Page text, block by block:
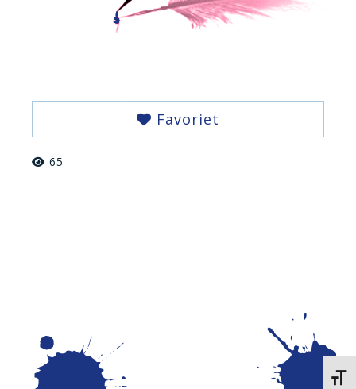
Favoriet
65